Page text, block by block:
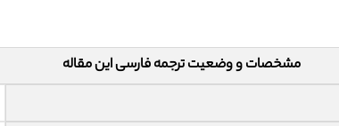
مشخصات و وضعیت ترجمه فارسی این مقاله